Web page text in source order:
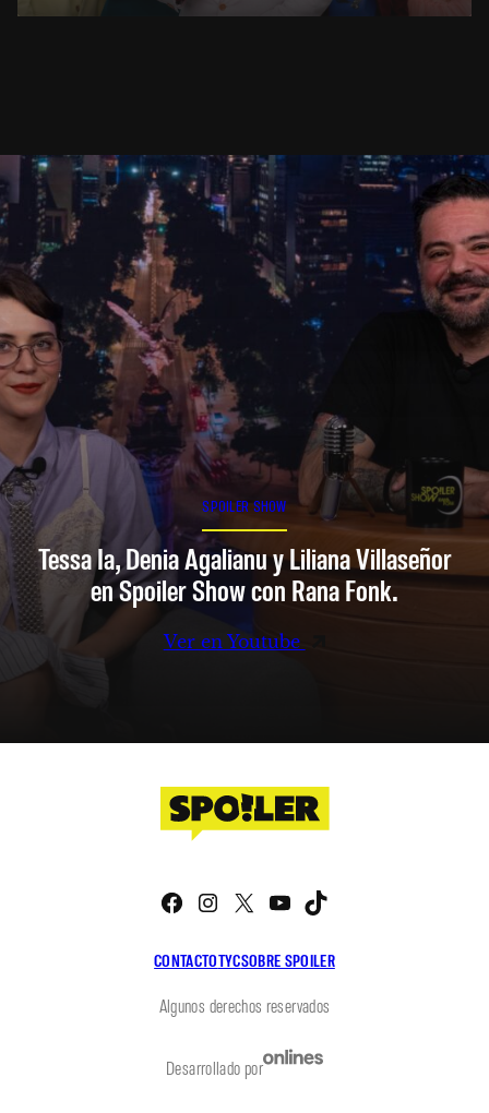
SPOILER SHOW
Tessa Ia, Denia Agalianu y Liliana Villaseñor
en Spoiler Show con Rana Fonk.
Ver en Youtube
CONTACTOTYCSOBRE SPOILER
Facebook
Instagram
X YouTube
Algunos derechos reservados
Desarrollado por